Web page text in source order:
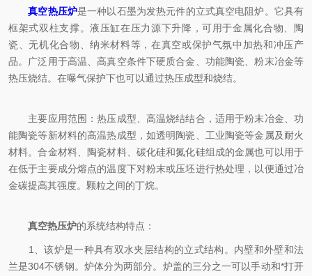
真空热压炉是一种以石墨为发热元件的立式真空电阻炉。它具有
框架式双柱支撑。液压缸在压力源下升降，可用于金属化合物、陶
瓷、无机化合物、纳米材料等，在真空或保护气氛中加热和冲压产
品。广泛用于高温、高真空条件下硬质合金、功能陶瓷、粉末冶金等
热压烧结。在曝气保护下也可以通过热压成型和烧结。
主要应用范围：热压成型、高温烧结结合，适用于粉末冶金、功
能陶瓷等新材料的高温热成型，如透明陶瓷、工业陶瓷等金属及耐火
材料。合金材料、陶瓷材料、碳化硅和氮化硅组成的金属也可以用于
在低于主要成分熔点的温度下对粉末或压坯进行热处理，以便通过冶
金碳提高其强度。颗粒之间的丁烷。
真空热压炉的系统结构特点：
1、该炉是一种具有双水夹层结构的立式结构。内壁和外壁和法
兰是304不锈钢。炉体分为两部分。炉盖的三分之一可以手动和*打开